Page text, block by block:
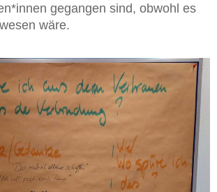
gegangen sind, obwohl es
wäre.